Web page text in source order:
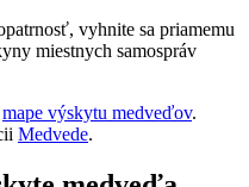
vyhnite sa priamemu
miestnych samospráv
mape výskytu medveďov.
Medvede.